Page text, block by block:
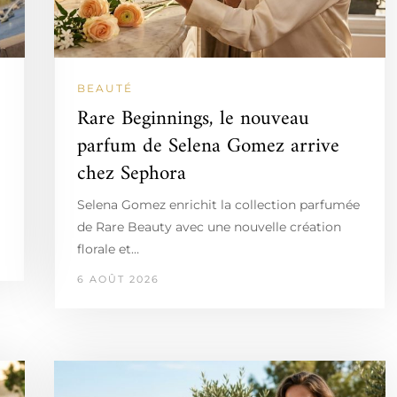
BEAUTÉ
Rare Beginnings, le nouveau
parfum de Selena Gomez arrive
chez Sephora
Selena Gomez enrichit la collection parfumée
de Rare Beauty avec une nouvelle création
florale et…
6 AOÛT 2026